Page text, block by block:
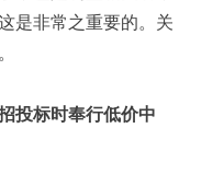
是非常之重要的。关
投标时奉行低价中